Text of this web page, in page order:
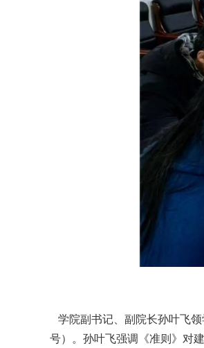
学院副书记、副院长孙叶飞
号）。孙叶飞强调《准则》对